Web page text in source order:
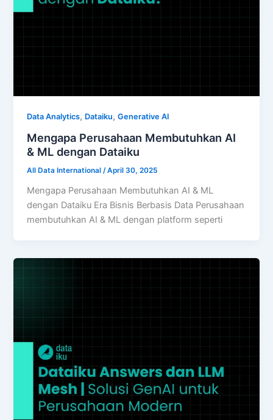
Data Analytics, Dataiku,Generative AI
Mengapa Perusahaan Membutuhkan AI
& ML dengan Dataiku
All Data International/April 30, 2025
Mengapa Perusahaan Membutuhkan AI & ML
dengan Dataiku Era Bisnis Berbasis Data Perusahaan
membutuhkan AI & ML dengan platform seperti